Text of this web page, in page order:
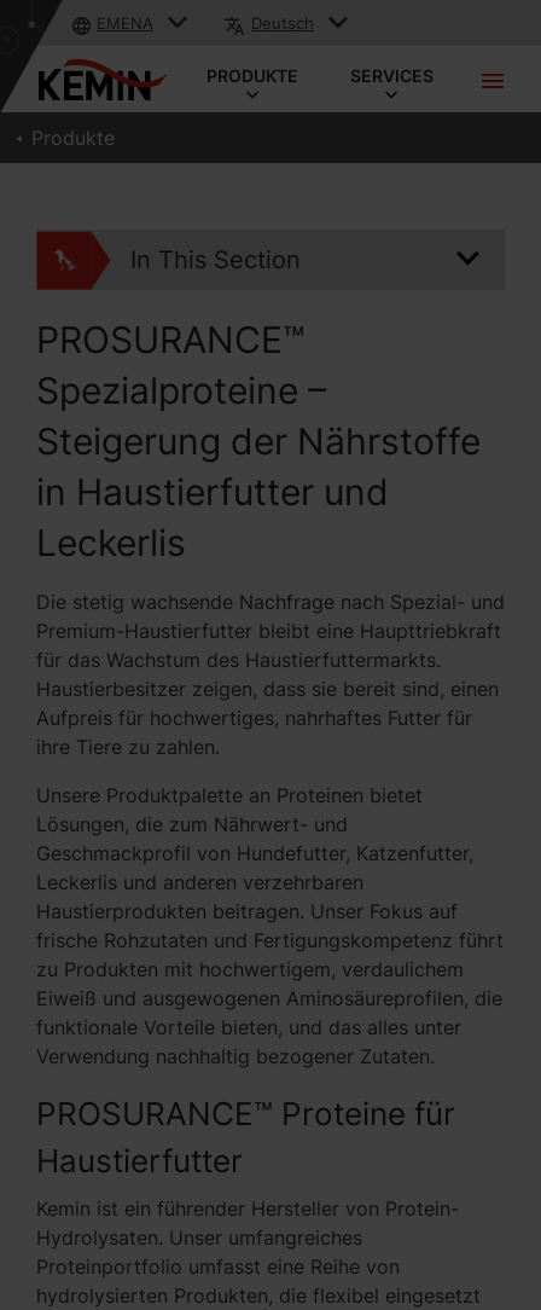
EMENA Deutsch
PRODUKTE SERVICES
Produkte
In This Section
PROSURANCE™
Spezialproteine –
Steigerung der Nährstoffe
in Haustierfutter und
Leckerlis
Die stetig wachsende Nachfrage nach Spezial- und
Premium-Haustierfutter bleibt eine Haupttriebkraft
für das Wachstum des Haustierfuttermarkts.
Haustierbesitzer zeigen, dass sie bereit sind, einen
Aufpreis für hochwertiges, nahrhaftes Futter für
ihre Tiere zu zahlen.
Unsere Produktpalette an Proteinen bietet
Lösungen, die zum Nährwert- und
Geschmackprofil von Hundefutter, Katzenfutter,
Leckerlis und anderen verzehrbaren
Haustierprodukten beitragen. Unser Fokus auf
frische Rohzutaten und Fertigungskompetenz führt
zu Produkten mit hochwertigem, verdaulichem
Eiweiß und ausgewogenen Aminosäureprofilen, die
funktionale Vorteile bieten, und das alles unter
Verwendung nachhaltig bezogener Zutaten.
PROSURANCE™ Proteine für
Haustierfutter
Kemin ist ein führender Hersteller von Protein-
Hydrolysaten. Unser umfangreiches
Proteinportfolio umfasst eine Reihe von
hydrolysierten Produkten, die flexibel eingesetzt